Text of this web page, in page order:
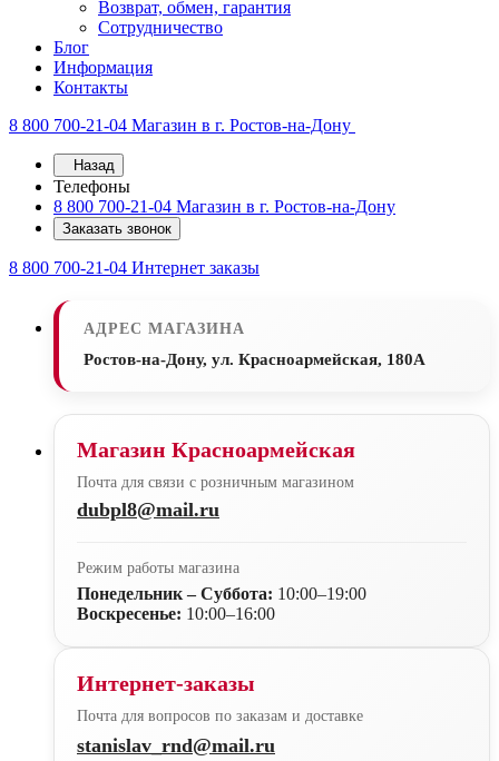
Возврат, обмен, гарантия
Сотрудничество
Блог
Информация
Контакты
8 800 700-21-04 Магазин в г. Ростов-на-Дону
Назад
Телефоны
8 800 700-21-04 Магазин в г. Ростов-на-Дону
Заказать звонок
8 800 700-21-04 Интернет заказы
АДРЕС МАГАЗИНА
Ростов-на-Дону, ул. Красноармейская, 180А
Магазин Красноармейская
Почта для связи с розничным магазином
dubpl8@mail.ru
Режим работы магазина
Понедельник – Суббота: 10:00–19:00
Воскресенье: 10:00–16:00
Интернет-заказы
Почта для вопросов по заказам и доставке
stanislav_rnd@mail.ru